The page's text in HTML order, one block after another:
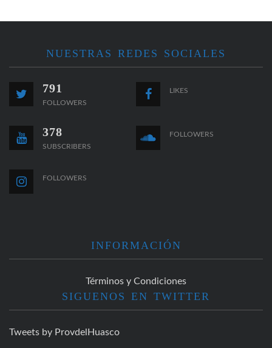
NUESTRAS REDES SOCIALES
791
FOLLOWERS
LIKES
378
SUBSCRIBERS
FOLLOWERS
FOLLOWERS
INFORMACIÓN
Términos y Condiciones
SIGUENOS EN TWITTER
Tweets by ProvdelHuasco